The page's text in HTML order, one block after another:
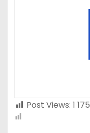
Post Views: 1 175